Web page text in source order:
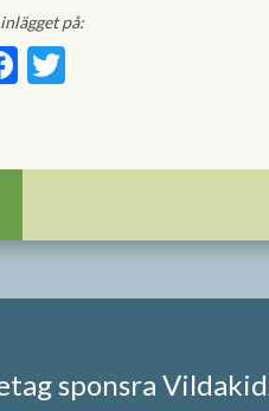
på:
Facebook
sponsra